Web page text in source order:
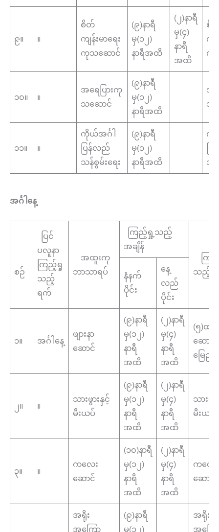
၉။ ။
စိတ်
ကျန်းမာရေး
ကုသဆောင်
(၉)နာရီ
မှ(၁၂)
နာရီအထိ
(၂)နာရီ
မှ(၄)
နာရီ
အထိ
စိ
ကျ
ကု
၁၀။ ။
အရေပြားကု
သဆောင်
(၉)နာရီ
မှ(၁၂)
နာရီအထိ
အရ
သ
၁၁။ ။
ကိုယ်အင်္ဂါ
ပြန်လည်
သန်စွမ်းရေး
(၉)နာရီ
မှ(၁၂)
နာရီအထိ
ကို
ပ
သန်
အင်္ဂါနေ့
စဉ်
ပြင်
ပလူနာ
ကြည့်ရှု
သည့်
ရက်
အထူးကု
ဘာသာရပ်
ကြည့်ရှု့သည့်
အချိန်
ကြ
သည့်နေ
နံနက်
ပိုင်း
နေ့
လည်
ပိုင်း
၁။ အင်္ဂါနေ့
ဖျားနာ
ဆောင်
(၉)နာရီ
မှ(၁၂)
နာရီ
အထိ
(၂)နာရီ
မှ(၄)
နာရီ
အထိ
(၅)ထပ်
ဆောင်၊
မြေညီ
၂။ ။
သားဖွားနှင့်
မီးယပ်
(၉)နာရီ
မှ(၁၂)
နာရီ
အထိ
(၂)နာရီ
မှ(၄)
နာရီ
အထိ
သားဖွာ
မီးယပ်
၃။ ။
ကလေး
ဆောင်
(၁၀)နာရီ
မှ(၁၂)
နာရီ
အထိ
(၂)နာရီ
မှ(၄)
နာရီ
အထိ
ကလေး
ဆောင်
အရိုး
အကြော
(၉)နာရီ
မှ(၁၂)
အရိုး
အကြေ